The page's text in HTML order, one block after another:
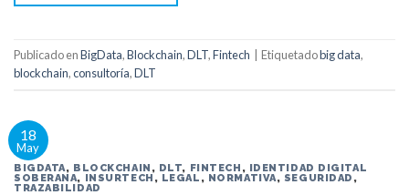
Publicado enBigData,Blockchain,DLT,Fintech Etiquetadobig data,
blockchain,consultoría,DLT
18
May
BIGDATA, BLOCKCHAIN , DLT, FINTECH , IDENTIDAD DIGITAL
SOBERANA, INSURTECH , LEGAL , NORMATIVA, SEGURIDAD ,
TRAZABILIDAD